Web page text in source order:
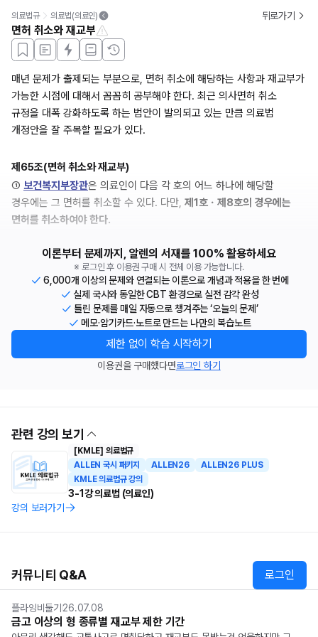
의료법규 의료법(의료인) 뒤로가기
면허 취소와 재교부
매년 문제가 출제되는 부분으로, 면허 취소에 해당하는 사항과 재교부가
가능한 시점에 대해서 꼼꼼히 공부해야 한다. 최근 의사면허 취소
규정을 대폭 강화하도록 하는 법안이 발의되고 있는 만큼 의료법
개정안을 잘 주목할 필요가 있다.
제65조(면허 취소와 재교부)
① 보건복지부장관은 의료인이 다음 각 호의 어느 하나에 해당할
경우에는 그 면허를 취소할 수 있다. 다만, 제1호ㆍ제8호의 경우에는
면허를 취소하여야 한다.
이론부터 문제까지, 알렌의 서재를 100% 활용하세요
※ 로그인 후 이용권 구매 시 전체 이용 가능합니다.
6,000개 이상의 문제와 연결되는 이론으로 개념과 적용을 한 번에
실제 국시와 동일한 CBT 환경으로 실전 감각 완성
틀린 문제를 매일 자동으로 챙겨주는 ‘오늘의 문제’
메모·암기카드·노트로 만드는 나만의 복습노트
제한 없이 학습 시작하기
이용권을 구매했다면로그인 하기
관련 강의 보기
[KMLE] 의료법규
ALLEN 국시 패키지
ALLEN26
ALLEN26 PLUS
KMLE 의료법규 강의
3-1강 의료법 (의료인)
강의 보러가기
커뮤니티 Q&A 로그인
플라잉비둘기26.07.08
금고 이상의 형 종류별 재교부 제한 기간